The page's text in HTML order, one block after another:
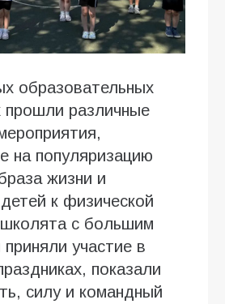
образовательных
прошли различные
на популяризацию
жизни и
к физической
с большим
участие в
показали
силу и командный